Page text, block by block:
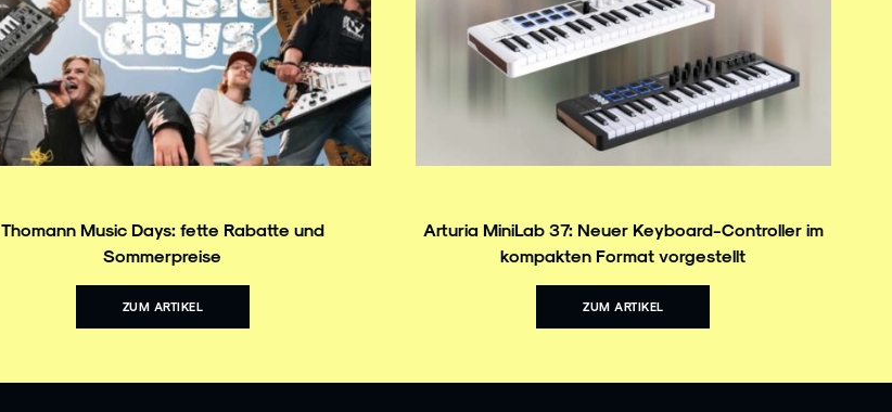
Thomann Music Days: fette Rabatte und
Sommerpreise
ZUM ARTIKEL
Arturia MiniLab 37: Neuer Keyboard-Controller im
kompakten Format vorgestellt
ZUM ARTIKEL